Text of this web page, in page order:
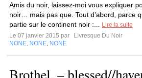
Amis du noir, laissez-moi vous expliquer
noir… mais pas que. Tout d’abord, parce
partie sur le continent noir :...
Lire la suite
Le 07 janvier 2015 par
Livresque Du Noir
NONE NONE NONE
Brothel. – blessed//